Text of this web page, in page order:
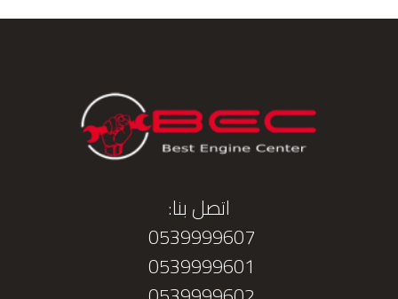
اتصل بنا:
0539999607
0539999601